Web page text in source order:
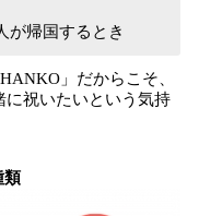
が帰国するとき
」だからこそ、
に祝いたいという気持
類